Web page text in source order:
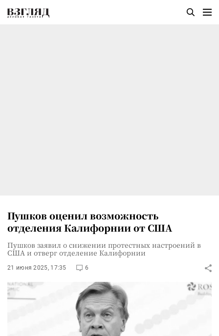
Пушков оценил возможность
отделения Калифорнии от США
Пушков заявил о снижении протестных настроений в
США и отверг отделение Калифорнии
21 июня 2025, 17:35 6